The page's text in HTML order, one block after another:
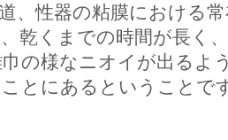
、性器の粘膜における常
乾くまでの時間が長く
の様なニオイが出るよ
とにあるということで